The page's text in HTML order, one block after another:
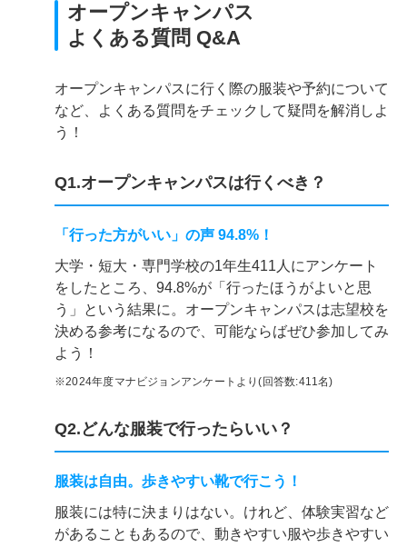
オープンキャンパス
よくある質問 Q&A
オープンキャンパスに行く際の服装や予約について
など、よくある質問をチェックして疑問を解消しよ
う！
Q1.オープンキャンパスは行くべき？
「行った方がいい」の声 94.8%！
大学・短大・専門学校の1年生411人にアンケート
をしたところ、94.8%が「行ったほうがよいと思
う」という結果に。オープンキャンパスは志望校を
決める参考になるので、可能ならばぜひ参加してみ
よう！
※2024年度マナビジョンアンケートより(回答数:411名)
Q2.どんな服装で行ったらいい？
服装は自由。歩きやすい靴で行こう！
服装には特に決まりはない。けれど、体験実習など
があることもあるので、動きやすい服や歩きやすい